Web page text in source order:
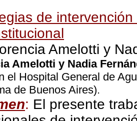
de
Amelotti y
Amelotti y Nadia
el Hospital General de
de Buenos Aires).
: El presente